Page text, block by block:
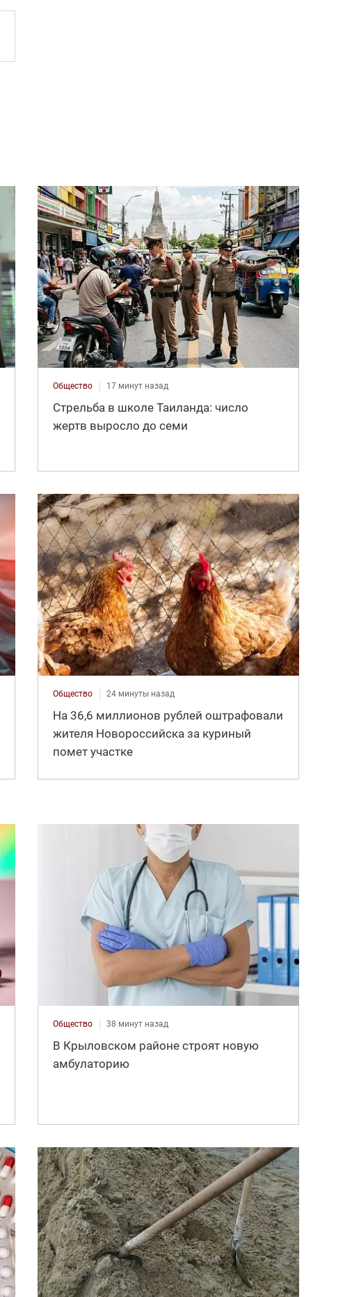
Общество 17 минут назад
Стрельба в школе Таиланда: число
жертв выросло до семи
Общество 24 минуты назад
На 36,6 миллионов рублей оштрафовали
жителя Новороссийска за куриный
помет участке
Общество 38 минут назад
В Крыловском районе строят новую
амбулаторию